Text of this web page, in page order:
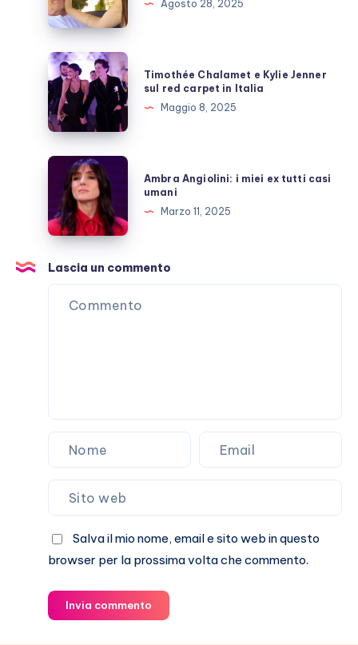
moglie:
rari
momenti
di
“lucidità”
Agosto 28, 2025
Timothée
Chalamet
e
Kylie
Jenner
sul
carpet
in
Italia
Timothée Chalamet e Kylie Jenner
sul red carpet in Italia
Maggio 8, 2025
Ambra
Angiolini:
miei
ex
tutti
casi
umani
Ambra Angiolini: i miei ex tutti casi
umani
Marzo 11, 2025
Lascia un commento
Salva il mio nome, email e sito web in questo
browser per la prossima volta che commento.
Invia commento